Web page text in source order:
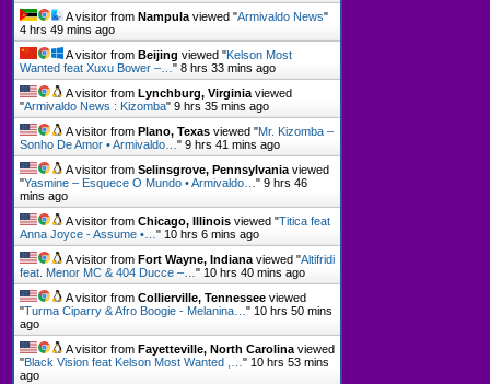
A visitor fromNampula viewed "Armivaldo News"
4 hrs 49 mins ago
A visitor fromBeijing viewed "Kelson Most
Wanted feat Xuxu Bower –…"8 hrs 33 mins ago
A visitor fromLynchburg, Virginia viewed
"Armivaldo News : Kizomba"9 hrs 35 mins ago
A visitor fromPlano, Texas viewed "Mr. Kizomba –
Sonho De Amor • Armivaldo…"9 hrs 41 mins ago
A visitor fromSelinsgrove, Pennsylvania viewed
"Yasmine – Esquece O Mundo • Armivaldo…"9 hrs 47
mins ago
A visitor fromChicago, Illinois viewed "Titica feat
Anna Joyce - Assume •…" 10 hrs 6 mins ago
A visitor fromFort Wayne, Indiana viewed "Altifridi
feat. Menor MC & 404 Ducce –…" 10 hrs 40 mins ago
A visitor fromCollierville, Tennessee viewed
"Turma Ciparry & Afro Boogie - Melanina…" 10 hrs 50 mins
ago
A visitor fromFayetteville, North Carolina viewed
"Black Vision feat Kelson Most Wanted ,…" 10 hrs 53 mins
ago